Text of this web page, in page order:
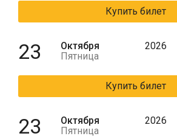
Купить билет
23
Октября
Пятница
2026
Купить билет
23
Октября
Пятница
2026